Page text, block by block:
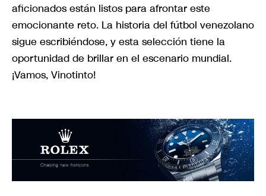
aficionados están listos para afrontar este
emocionante reto. La historia del fútbol venezolano
sigue escribiéndose, y esta selección tiene la
oportunidad de brillar en el escenario mundial.
¡Vamos, Vinotinto!